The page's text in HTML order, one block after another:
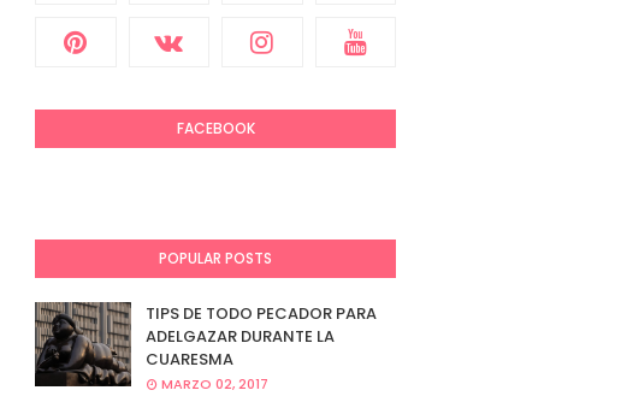
FACEBOOK
POPULAR POSTS
TIPS DE TODO PECADOR PARA
ADELGAZAR DURANTE LA
CUARESMA
MARZO 02, 2017